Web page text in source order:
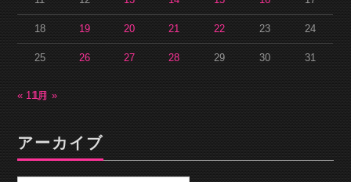
18 19 20 21 22 23 24
25 26 27 28 29 30 31
« 11月1月 »
アーカイブ